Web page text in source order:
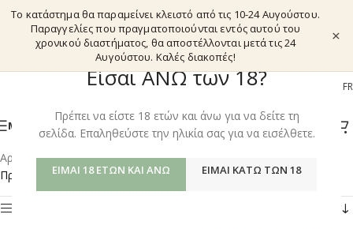
Είσαι ΑΝΩ των 18?
Πρέπει να είστε 18 ετών και άνω για να δείτε τη
σελίδα. Επαληθεύστε την ηλικία σας για να εισέλθετε.
ΕΊΜΑΙ 18 ΕΤΏΝ ΚΑΙ ΆΝΩ ΕΊΜΑΙ ΚΆΤΩ ΤΩΝ 18
Το κατάστημα θα παραμείνει κλειστό από τις 10-24 Αυγούστου.
Παραγγελίες που πραγματοποιούνται εντός αυτού του
χρονικού διαστήματος, θα αποστέλλονται μετά τις 24
Αυγούστου. Καλές διακοπές!
×
EL FR
ΜΕΝΟΎ
Αρχική σελίδα/Shop/Προϊόντα με ετικέτα “LOBELINE”
Προβάλλονται όλα - 2 αποτελέσματα